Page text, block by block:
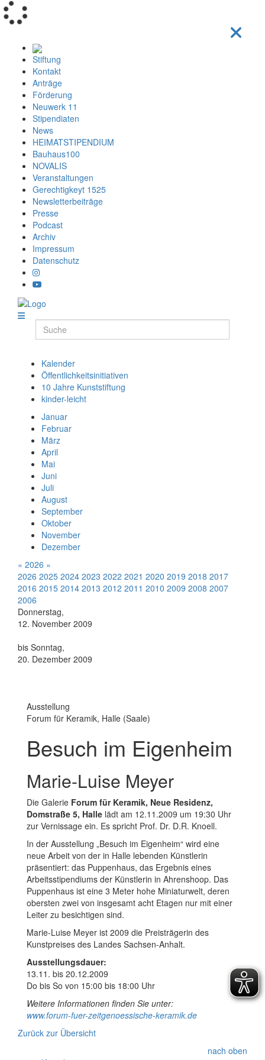
Stiftung
Kontakt
Anträge
Förderung
Neuwerk 11
Stipendiaten
News
HEIMATSTIPENDIUM
Bauhaus100
NOVALIS
Veranstaltungen
Gerechtigkeyt 1525
Newsletterbeiträge
Presse
Podcast
Archiv
Impressum
Datenschutz
Kalender
Öffentlichkeitsinitiativen
10 Jahre Kunststiftung
kinder-leicht
Januar
Februar
März
April
Mai
Juni
Juli
August
September
Oktober
November
Dezember
« 2026 »
2026 2025 2024 2023 2022 2021 2020 2019 2018 2017
2016 2015 2014 2013 2012 2011 2010 2009 2008 2007
2006
Donnerstag,
12. November 2009
bis Sonntag,
20. Dezember 2009
Ausstellung
Forum für Keramik, Halle (Saale)
Besuch im Eigenheim
Marie-Luise Meyer
Die Galerie Forum für Keramik, Neue Residenz,
Domstraße 5, Halle lädt am 12.11.2009 um 19:30 Uhr
zur Vernissage ein. Es spricht Prof. Dr. D.R. Knoell.
In der Ausstellung „Besuch im Eigenheim“ wird eine
neue Arbeit von der in Halle lebenden Künstlerin
präsentiert: das Puppenhaus, das Ergebnis eines
Arbeitsstipendiums der Künstlerin in Ahrenshoop. Das
Puppenhaus ist eine 3 Meter hohe Miniaturwelt, deren
obersten zwei von insgesamt acht Etagen nur mit einer
Leiter zu besichtigen sind.
Marie-Luise Meyer ist 2009 die Preisträgerin des
Kunstpreises des Landes Sachsen-Anhalt.
Ausstellungsdauer:
13.11. bis 20.12.2009
Do bis So von 15:00 bis 18:00 Uhr
Weitere Informationen finden Sie unter:
www.forum-fuer-zeitgenoessische-keramik.de
Zurück zur Übersicht
nach oben